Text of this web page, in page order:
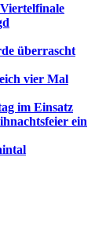
überrascht
vier Mal
im Einsatz
ein